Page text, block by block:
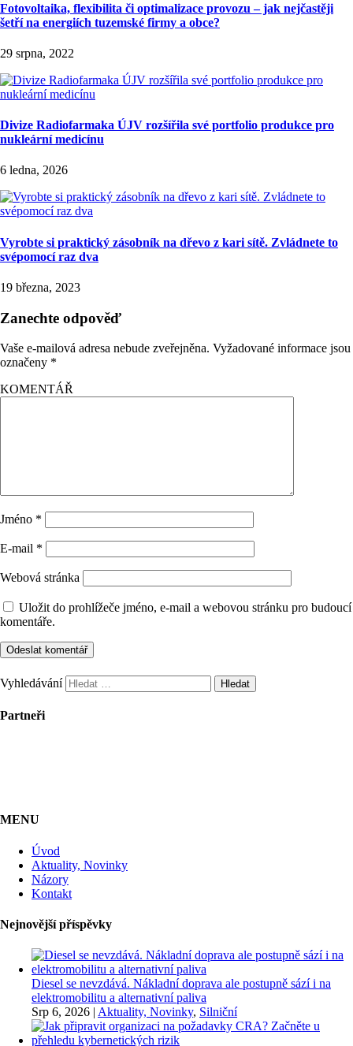
Fotovoltaika, flexibilita či optimalizace provozu – jak nejčastěji
šetří na energiích tuzemské firmy a obce?
29 srpna, 2022
Divize Radiofarmaka ÚJV rozšířila své portfolio produkce pro
nukleární medicínu
6 ledna, 2026
Vyrobte si praktický zásobník na dřevo z kari sítě. Zvládnete to
svépomocí raz dva
19 března, 2023
Zanechte odpověď
Vaše e-mailová adresa nebude zveřejněna. Vyžadované informace jsou
označeny *
KOMENTÁŘ
Jméno *
E-mail *
Webová stránka
Uložit do prohlížeče jméno, e-mail a webovou stránku pro budoucí
komentáře.
Vyhledávání
Partneři
MENU
Úvod
Aktuality, Novinky
Názory
Kontakt
Nejnovější příspěvky
Diesel se nevzdává. Nákladní doprava ale postupně sází i na
elektromobilitu a alternativní paliva
Srp 6, 2026 | Aktuality, Novinky, Silniční